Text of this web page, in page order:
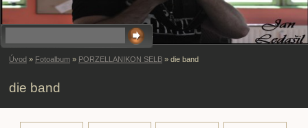
Úvod » Fotoalbum » PORZELLANIKON SELB » die band
die band